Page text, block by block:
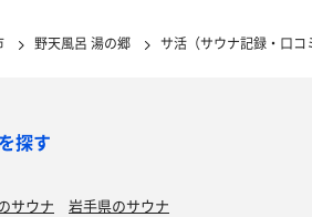
野天風呂 湯の郷 サ活（サウナ記録・口コ
探す
サウナ 岩手県のサウナ